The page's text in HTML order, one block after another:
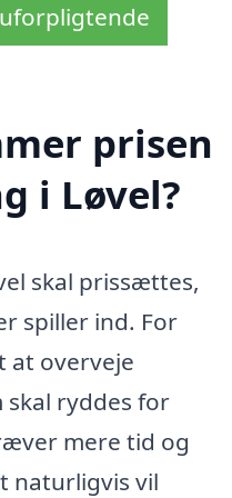
prisen
i Løvel?
skal prissættes,
spiller ind. For
at overveje
skal ryddes for
mere tid og
naturligvis vil